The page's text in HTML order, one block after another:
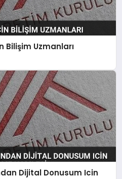
Bilişim Uzmanları
Dijital Donusum Icin